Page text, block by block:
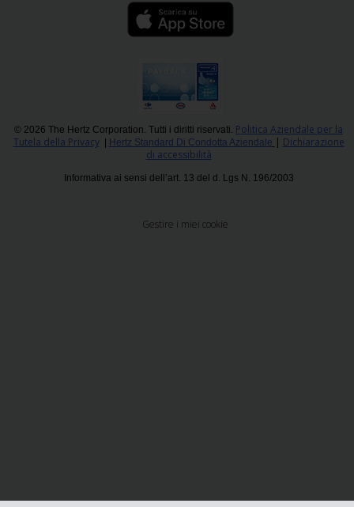
© 2026 The Hertz Corporation. Tutti i diritti riservati. Politica Aziendale per la
Tutela della Privacy | Hertz Standard Di Condotta Aziendale | Dichiarazione
di accessibilità
Informativa ai sensi dell’art. 13 del d. Lgs N. 196/2003
Gestire i miei cookie